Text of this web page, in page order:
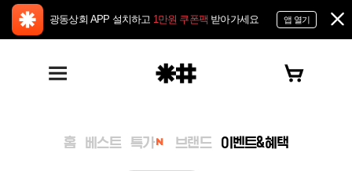
광동상회 APP 설치하고 1만원 쿠폰팩 받아가세요 앱 열기
홈 베스트 특가 브랜드 이벤트&혜택